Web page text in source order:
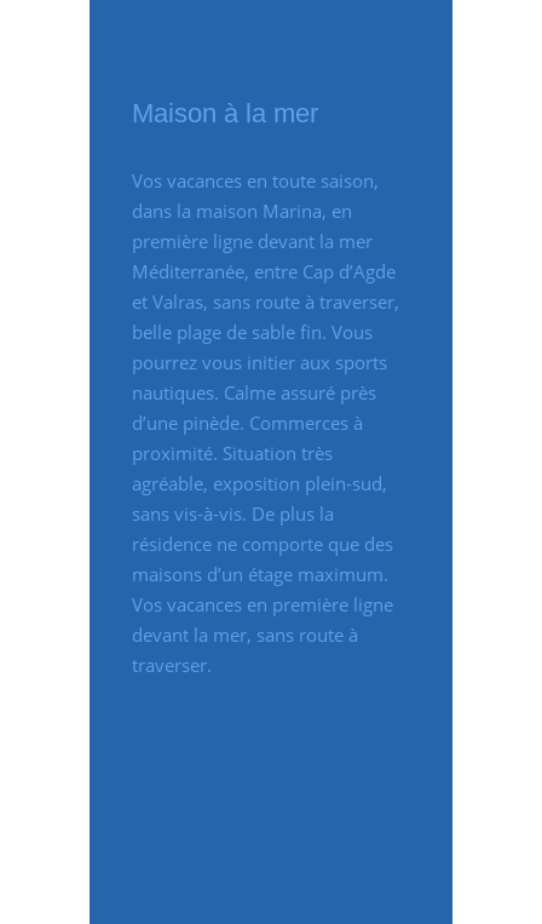
Maison à la mer
Vos vacances en toute saison,
dans la maison Marina, en
première ligne devant la mer
Méditerranée, entre Cap d’Agde
et Valras, sans route à traverser,
belle plage de sable fin. Vous
pourrez vous initier aux sports
nautiques. Calme assuré près
d’une pinède. Commerces à
proximité. Situation très
agréable, exposition plein-sud,
sans vis-à-vis. De plus la
résidence ne comporte que des
maisons d’un étage maximum.
Vos vacances en première ligne
devant la mer, sans route à
traverser.